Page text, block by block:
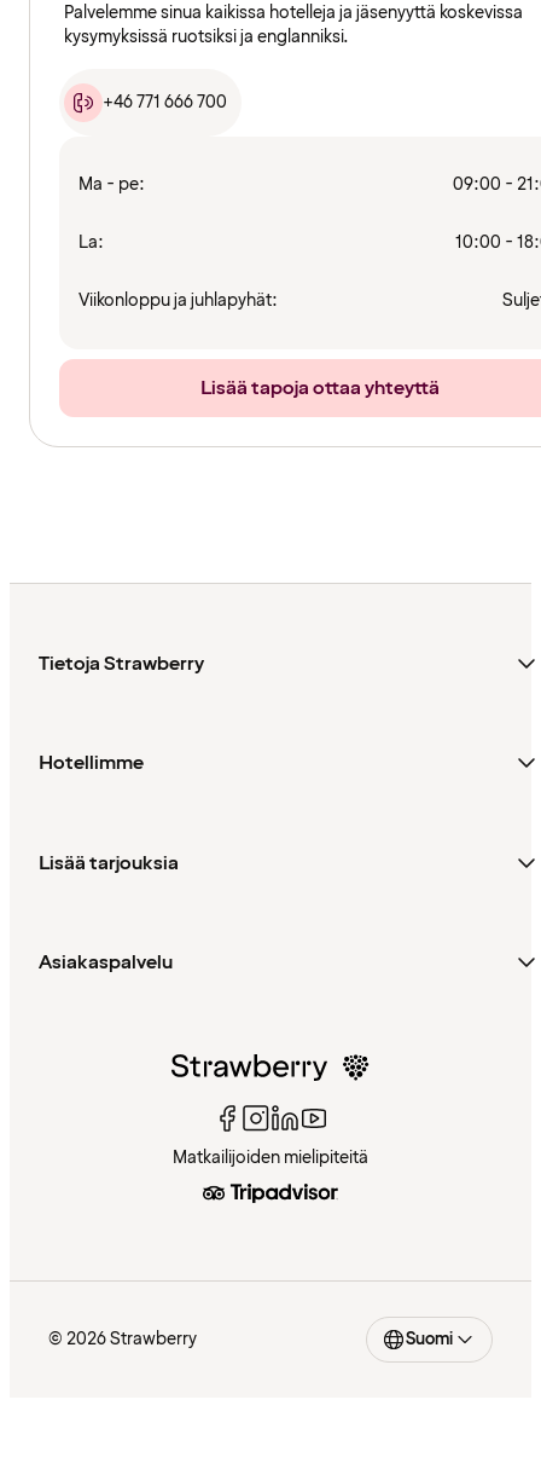
Palvelemme sinua kaikissa hotelleja ja jäsenyyttä koskevissa
kysymyksissä ruotsiksi ja englanniksi.
+46 771 666 700
Ma - pe: 09:00 -
La: 10:00 -
Viikonloppu ja juhlapyhät:
Lisää tapoja ottaa yhteyttä
Tietoja Strawberry
Hotellimme
Lisää tarjouksia
Asiakaspalvelu
Matkailijoiden mielipiteitä
© 2026 Strawberry Suomi